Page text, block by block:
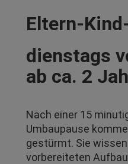
Eltern-
dienstags
ab ca. 2
Nach einer 15
Umbaupause
gestürmt. Sie
vorbereiteten